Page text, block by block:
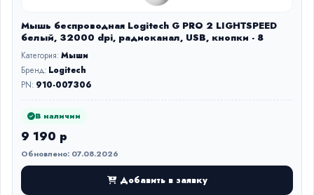
Мышь беспроводная Logitech G PRO 2 LIGHTSPEED
белый, 32000 dpi, радиоканал, USB, кнопки - 8
Категория:Мыши
Бренд: Logitech
PN: 910-007306
В наличии
9 190 р
Обновлено: 07.08.2026
Добавить в заявку